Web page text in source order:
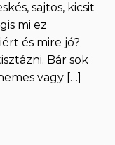
sajtos, kicsit
mi ez
és mire jó?
Bár sok
vagy […]